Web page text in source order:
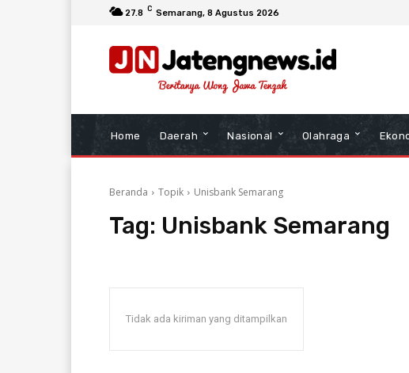
27.8 C Semarang, 8 Agustus 2026
Home Daerah Nasional Olahraga
Beranda Topik Unisbank Semarang
Tag: Unisbank Semarang
Tidak ada kiriman yang ditampilkan